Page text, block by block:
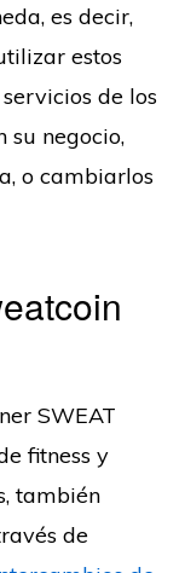
es decir,
estos
de los
su negocio,
o cambiarlos
SWEAT
fitness y
también
de